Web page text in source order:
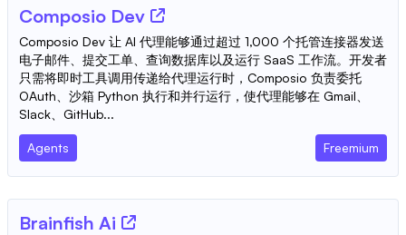
Composio Dev
Composio Dev 让 AI 代理能够通过超过 1,000 个托管连接器发送
电子邮件、提交工单、查询数据库以及运行 SaaS 工作流。开发者
只需将即时工具调用传递给代理运行时，Composio 负责委托
OAuth、沙箱 Python 执行和并行运行，使代理能够在 Gmail、
Slack、GitHub...
Agents Freemium
Brainfish Ai